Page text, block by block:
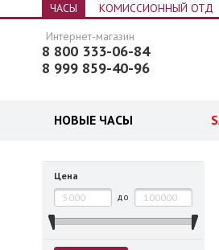
ЧАСЫ КОМИССИОННЫЙ ОТД
Интернет-магазин
8 800 333-06-84
8 999 859-40-96
НОВЫЕ ЧАСЫ
Цена
до